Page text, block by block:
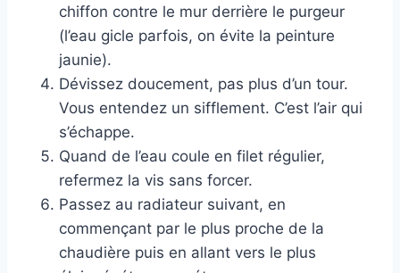
chiffon contre le mur derrière le purgeur
(l’eau gicle parfois, on évite la peinture
jaunie).
Dévissez doucement, pas plus d’un tour.
Vous entendez un sifflement. C’est l’air qui
s’échappe.
Quand de l’eau coule en filet régulier,
refermez la vis sans forcer.
Passez au radiateur suivant, en
commençant par le plus proche de la
chaudière puis en allant vers le plus